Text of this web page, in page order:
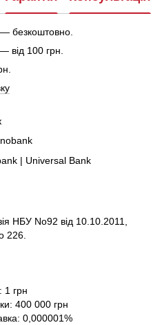
безкоштовно.
від 100 грн.
| Universal Bank
НБУ No92 від 10.10.2011,
226.
1 грн
400 000 грн
0,000001%